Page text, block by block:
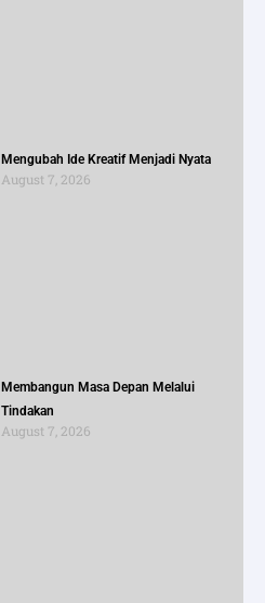
Mengubah Ide Kreatif Menjadi Nyata
August 7, 2026
Membangun Masa Depan Melalui
Tindakan
August 7, 2026